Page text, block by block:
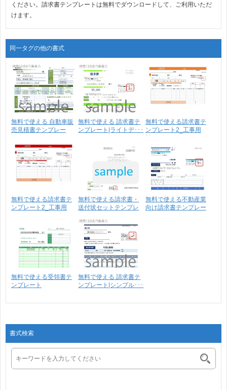
ください。請求書テンプレートは無料でダウンロードして、ご利用いただ
けます。
同一タグの他の書式
無料で使える 自動車販
売見積書テンプレー
無料で使える 請求書テ
ンプレート|ライトデ･･･
無料で使える請求書テ
ンプレート2_工事用
無料で使える請求書テ
ンプレート2_工事用
無料で使える請求書・
送付状セットテンプレ
無料で使える不動産業
向け請求書テンプレー
無料で使える受領書テ
ンプレート
無料で使える 請求書テ
ンプレート|シンプル･･･
書式検索